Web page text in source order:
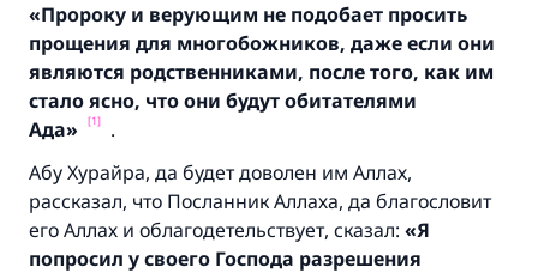
«Пророку и верующим не подобает просить
прощения для многобожников, даже если они
являются родственниками, после того, как им
стало ясно, что они будут обитателями
Ада»
[1]
.
Абу Хурайра, да будет доволен им Аллах,
рассказал, что Посланник Аллаха, да благословит
его Аллах и облагодетельствует, сказал: «Я
попросил у своего Господа разрешения